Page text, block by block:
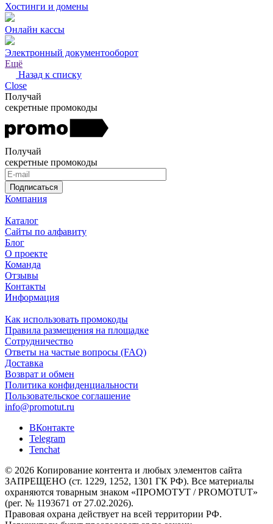
Хостинги и домены
Онлайн кассы
Электронный документооборот
Ещё
Назад к списку
Close
Получай
секретные промокоды
Получай
секретные промокоды
Подписаться
Компания
Каталог
Сайты по алфавиту
Блог
О проекте
Команда
Отзывы
Контакты
Информация
Как использовать промокоды
Правила размещения на площадке
Сотрудничество
Ответы на частые вопросы (FAQ)
Доставка
Возврат и обмен
Политика конфиденциальности
Пользовательское соглашение
info@promotut.ru
ВКонтакте
Telegram
Tenchat
© 2026 Копирование контента и любых элементов сайта
ЗАПРЕЩЕНО (ст. 1229, 1252, 1301 ГК РФ). Все материалы
охраняются товарным знаком «ПРОМОТУТ / PROMOTUT»
(рег. № 1193671 от 27.02.2026).
Правовая охрана действует на всей территории РФ.